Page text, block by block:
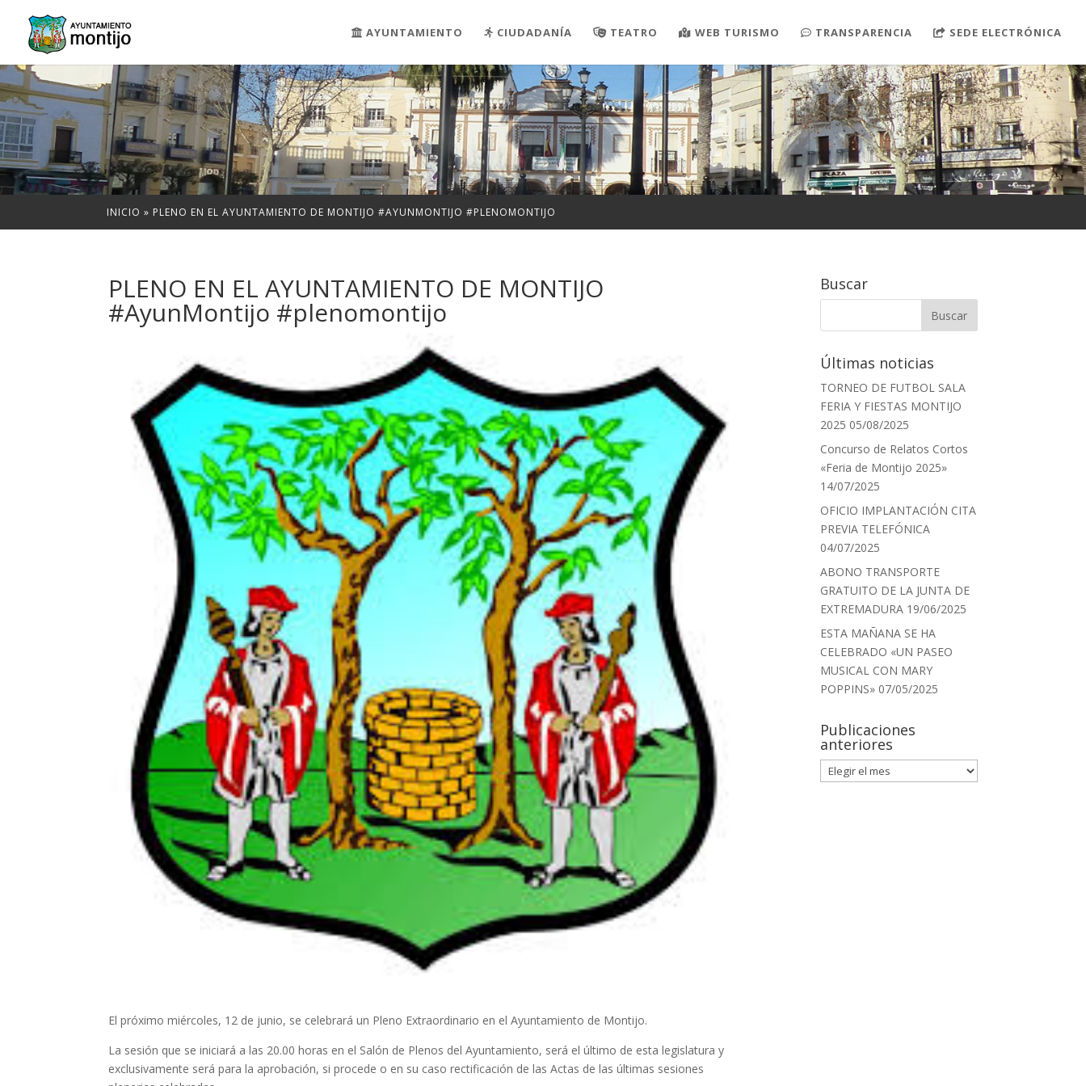
AYUNTAMIENTO CIUDADANÍA TEATRO WEB TURISMO TRANSPARENCIA SEDE ELECTRÓNICA
INICIO » PLENO EN EL AYUNTAMIENTO DE MONTIJO #AYUNMONTIJO #PLENOMONTIJO
PLENO EN EL AYUNTAMIENTO DE MONTIJO
#AyunMontijo #plenomontijo
El próximo miércoles, 12 de junio, se celebrará un Pleno Extraordinario en el Ayuntamiento de Montijo.
La sesión que se iniciará a las 20.00 horas en el Salón de Plenos del Ayuntamiento, será el último de esta legislatura y
exclusivamente será para la aprobación, si procede o en su caso rectificación de las Actas de las últimas sesiones
Buscar
Últimas noticias
TORNEO DE FUTBOL SALA
FERIA Y FIESTAS MONTIJO
2025 05/08/2025
Concurso de Relatos Cortos
«Feria de Montijo 2025»
14/07/2025
OFICIO IMPLANTACIÓN CITA
PREVIA TELEFÓNICA
04/07/2025
ABONO TRANSPORTE
GRATUITO DE LA JUNTA DE
EXTREMADURA 19/06/2025
ESTA MAÑANA SE HA
CELEBRADO «UN PASEO
MUSICAL CON MARY
POPPINS» 07/05/2025
Publicaciones
anteriores